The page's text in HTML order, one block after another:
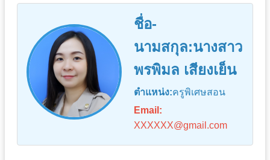
ชื่อ-
นามสกุล:นางสาว
พรพิมล เสียงเย็น
ตำแหน่ง:ครูพิเศษสอน
Email:
XXXXXX@gmail.com